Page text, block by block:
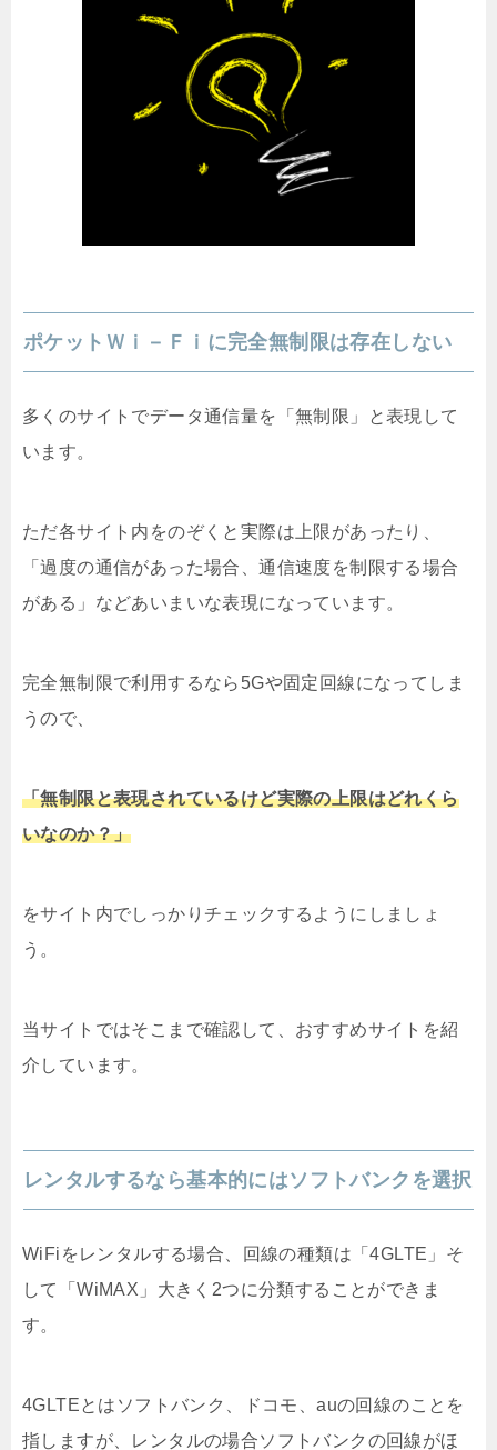
ポケットＷｉ－Ｆｉに完全無制限は存在しない
多くのサイトでデータ通信量を「無制限」と表現して
います。
ただ各サイト内をのぞくと実際は上限があったり、
「過度の通信があった場合、通信速度を制限する場合
がある」などあいまいな表現になっています。
完全無制限で利用するなら5Gや固定回線になってしま
うので、
「無制限と表現されているけど実際の上限はどれくら
いなのか？」
をサイト内でしっかりチェックするようにしましょ
う。
当サイトではそこまで確認して、おすすめサイトを紹
介しています。
レンタルするなら基本的にはソフトバンクを選択
WiFiをレンタルする場合、回線の種類は「4GLTE」そ
して「WiMAX」大きく2つに分類することができま
す。
4GLTEとはソフトバンク、ドコモ、auの回線のことを
指しますが、レンタルの場合ソフトバンクの回線がほ